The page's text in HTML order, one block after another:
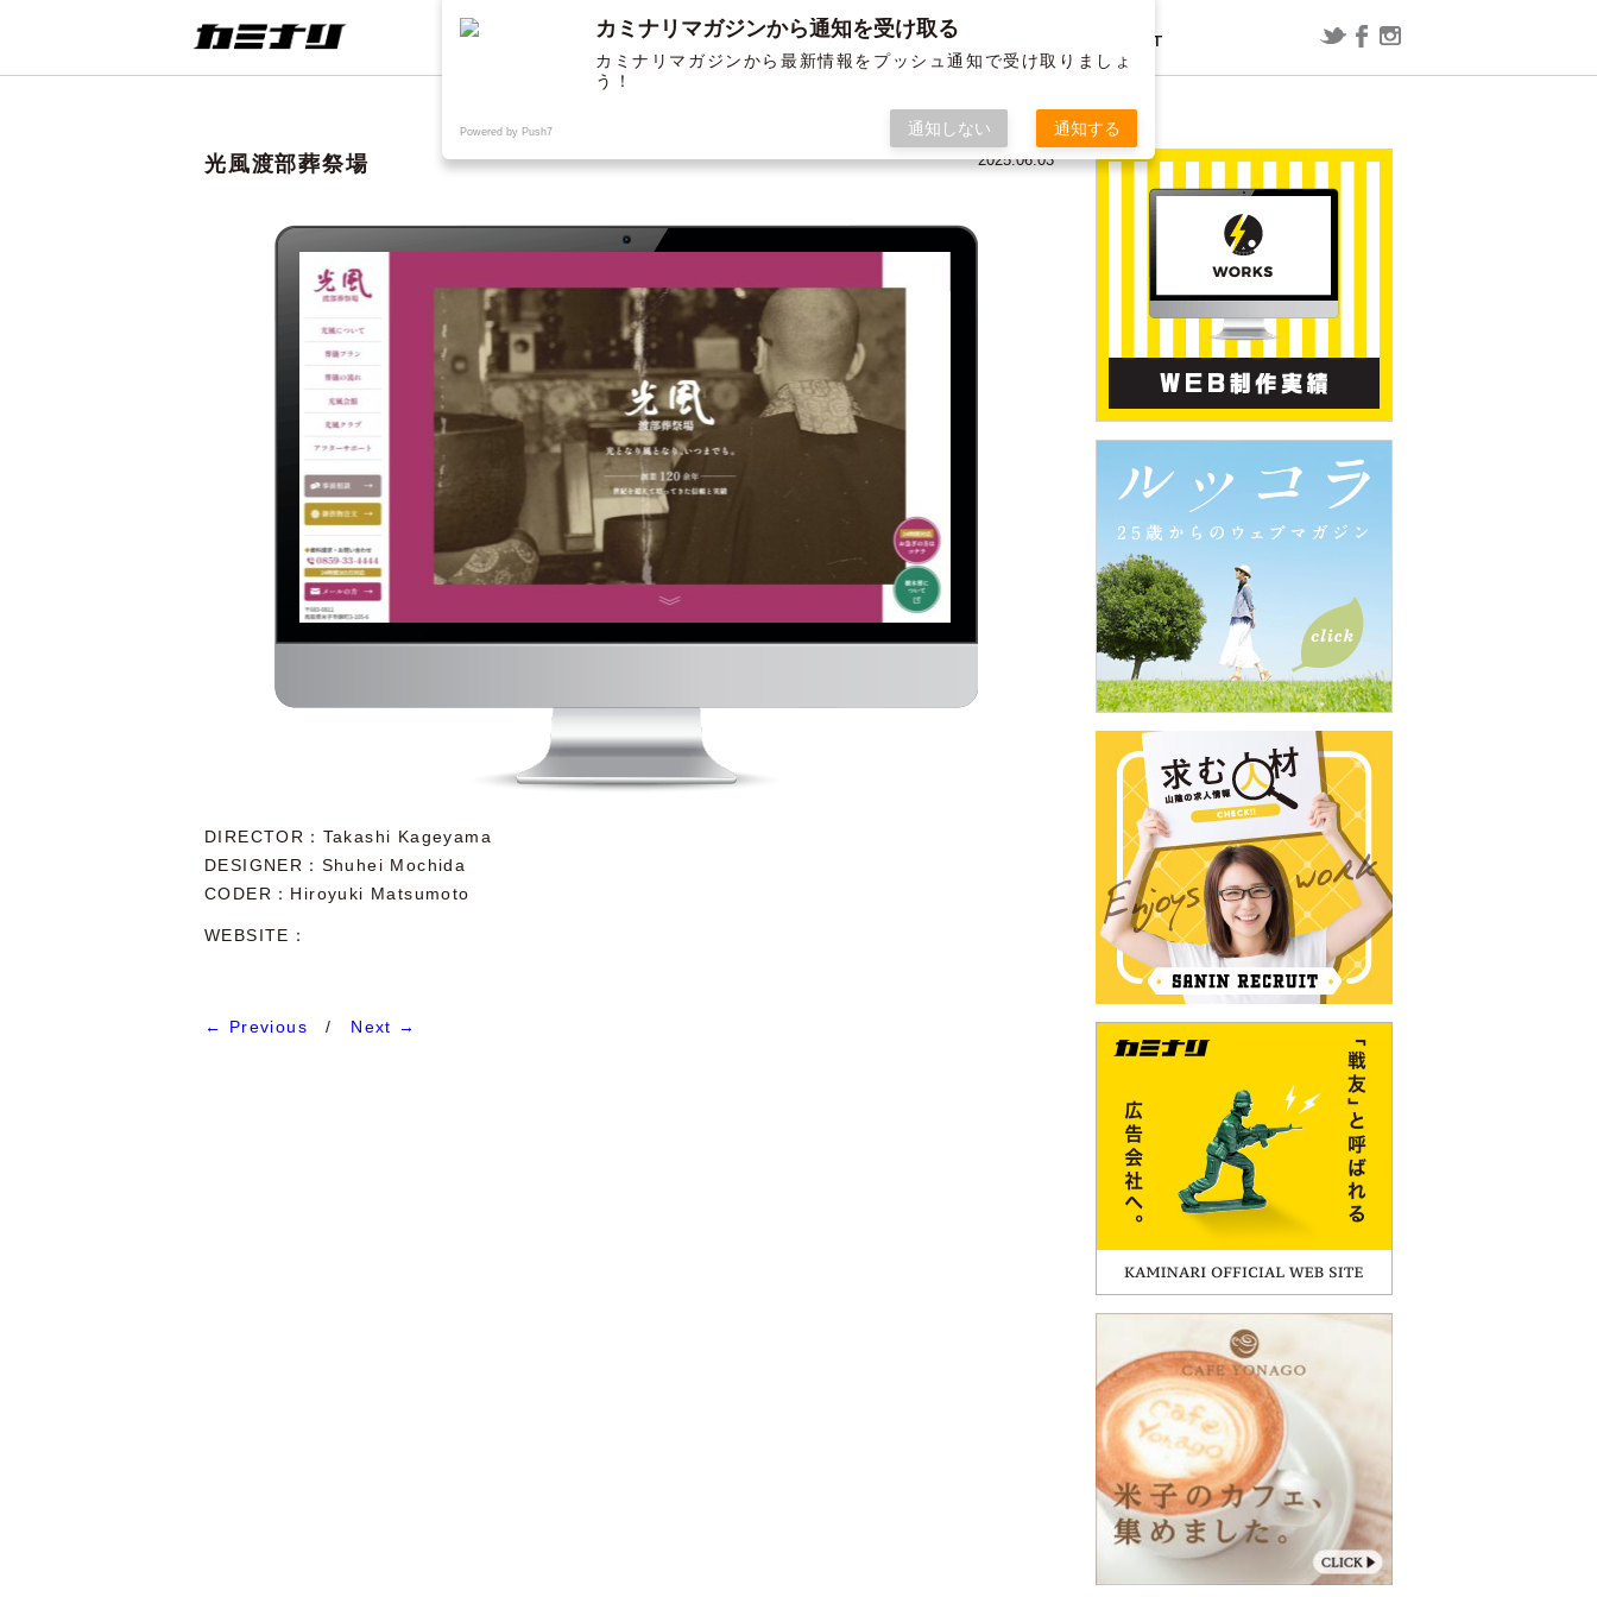
〈制作実績〉鳥取県院内がん登録情
報センター様WEB
12/19よりガソリンが値上げされま
すよー ～布教活動の巻き～
グラフィック
〈制作実績〉米子松蔭高等学校様 パ
ンフ＆チラシ
ConoHa WING用WordPressプラグ
インで「セッションの有効期限が切
れました」と表示される場合
映画「スラムダンク」の内容を予想
ABOUT US SERVICE WORKS MEMBER CONTACT
光風渡部葬祭場 2025.06.03
DIRECTOR
Takashi Kageyama
DESIGNER
Shuhei Mochida
CODER
Hiroyuki Matsumoto
WEBSITE：
← Previous / Next →
カミナリマガジンから通知を受け取る
カミナリマガジンから最新情報をプッシュ通知で受け取りましょ
う！
Powered by Push7 通知しない 通知する